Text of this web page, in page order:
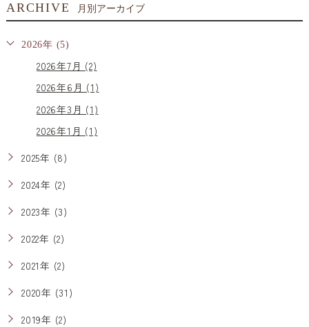
ARCHIVE 月別アーカイブ
2026年 (5)
2026年7月 (2)
2026年6月 (1)
2026年3月 (1)
2026年1月 (1)
2025年 (8)
2024年 (2)
2023年 (3)
2022年 (2)
2021年 (2)
2020年 (31)
2019年 (2)